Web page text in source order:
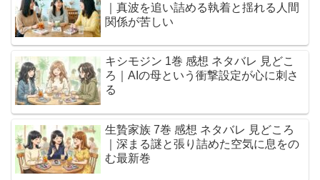
｜真波を追い詰める執着と揺れる人間
関係が苦しい
キシモジン 1巻 感想 ネタバレ 見どこ
ろ｜AIの母という衝撃設定が心に刺さ
る
生贄家族 7巻 感想 ネタバレ 見どころ
｜深まる謎と張り詰めた空気に息をの
む最新巻